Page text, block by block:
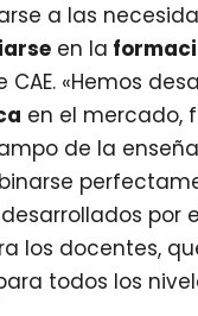
a las
en la
«Hemos
en el mercado,
de la
por
los docentes,
todos los